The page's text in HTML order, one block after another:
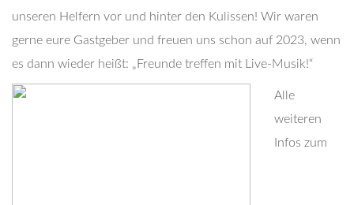
unseren Helfern vor und hinter den Kulissen! Wir waren
gerne eure Gastgeber und freuen uns schon auf 2023, wenn
es dann wieder heißt: „Freunde treffen mit Live-Musik!“
Alle
weiteren
Infos zum